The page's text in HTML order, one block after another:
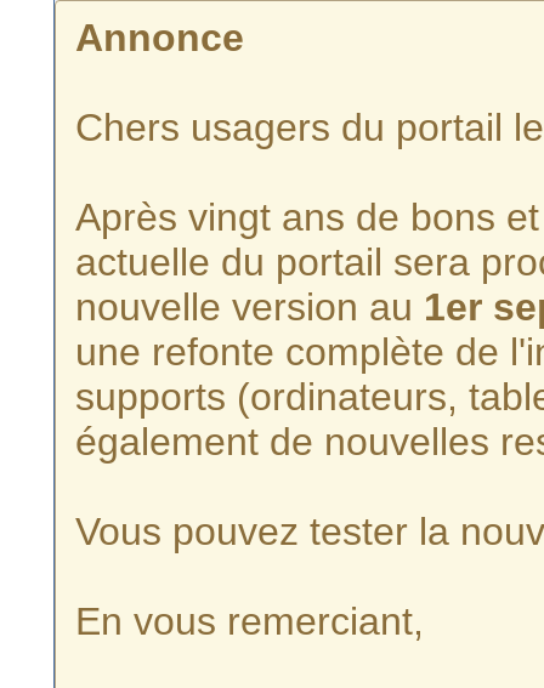
Annonce
Chers usagers du portail
Après vingt ans de bons
actuelle du portail sera
nouvelle version au 1er
une refonte complète de
supports (ordinateurs,
également de nouvelles
Vous pouvez tester la
En vous remerciant,